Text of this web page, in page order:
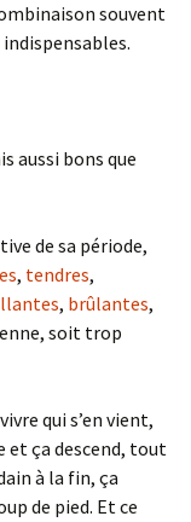
souvent
aussi bons que
de sa période,
, tendres,
, brûlantes,
soit trop
qui s’en vient,
et ça descend, tout
à la fin, ça
de pied. Et ce